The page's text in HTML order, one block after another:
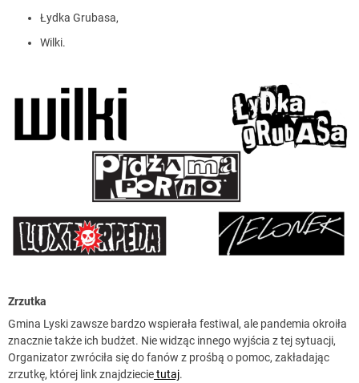
Łydka Grubasa,
Wilki.
Zrzutka
Gmina Lyski zawsze bardzo wspierała festiwal, ale pandemia okroiła
znacznie także ich budżet. Nie widząc innego wyjścia z tej sytuacji,
Organizator zwróciła się do fanów z prośbą o pomoc, zakładając
zrzutkę, której link znajdziecietutaj.